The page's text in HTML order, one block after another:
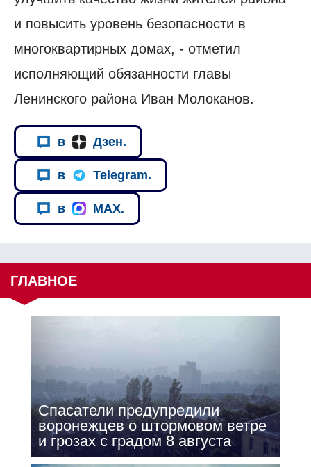
и повысить уровень безопасности в
многоквартирных домах, - отметил
исполняющий обязанности главы
Ленинского района Иван Молоканов.
в Дзен.
в Telegram.
в MAX.
ГЛАВНОЕ
Спасатели предупредили
воронежцев о штормовом ветре
и грозах с градом 8 августа